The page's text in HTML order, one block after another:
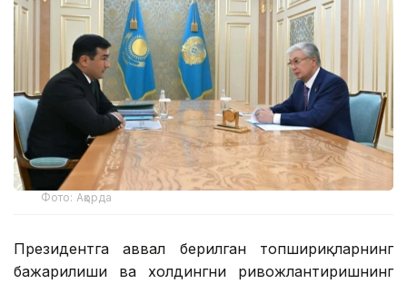
Фото: Ақорда
Президентга аввал берилган топшириқларнинг
бажарилиши ва холдингни ривожлантиришнинг